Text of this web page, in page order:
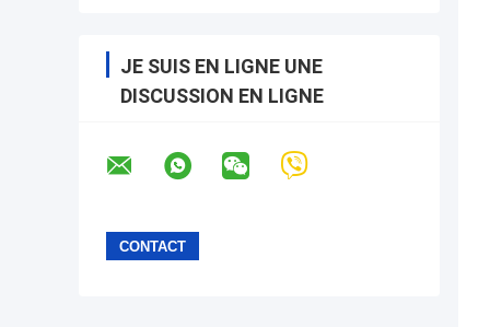
JE SUIS EN LIGNE UNE
DISCUSSION EN LIGNE